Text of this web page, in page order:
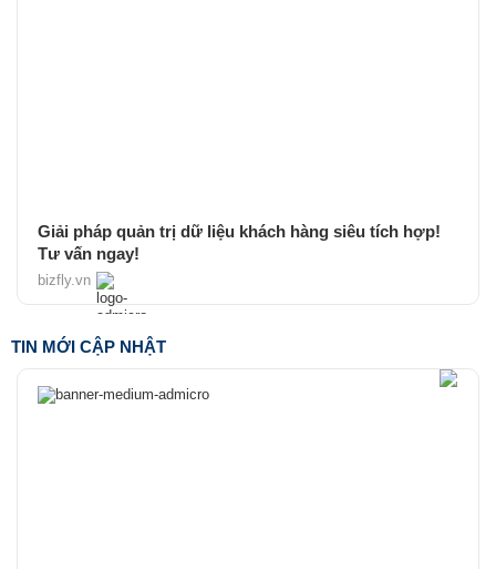
Giải pháp quản trị dữ liệu khách hàng siêu tích hợp!
Tư vấn ngay!
bizfly.vn
TIN MỚI CẬP NHẬT